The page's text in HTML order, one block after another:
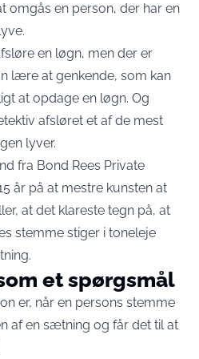
omgås en person, der har en
en løgn, men der er
lære at genkende, som kan
at opdage en løgn. Og
afsløret et af de mest
lyver.
fra Bond Rees Private
år på at mestre kunsten at
at det klareste tegn på, at
stemme stiger i toneleje
et spørgsmål
er, når en persons stemme
af en sætning og får det til at